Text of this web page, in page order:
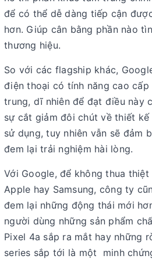
để có thể dễ dàng tiếp cận
hơn. Giúp cân bằng phần nào
thương hiệu.
So với các flagship khác,
điện thoại có tính năng cao
trung, dĩ nhiên để đạt điều này
sự cắt giảm đôi chút về thiết kế
sử dụng, tuy nhiên vẫn sẽ đảm
đem lại trải nghiệm hài lòng.
Với Google, để không thua
Apple hay Samsung, công ty
đem lại những động thái mới
người dùng những sản phẩm
Pixel 4a sắp ra mắt hay những
series sắp tới là một minh